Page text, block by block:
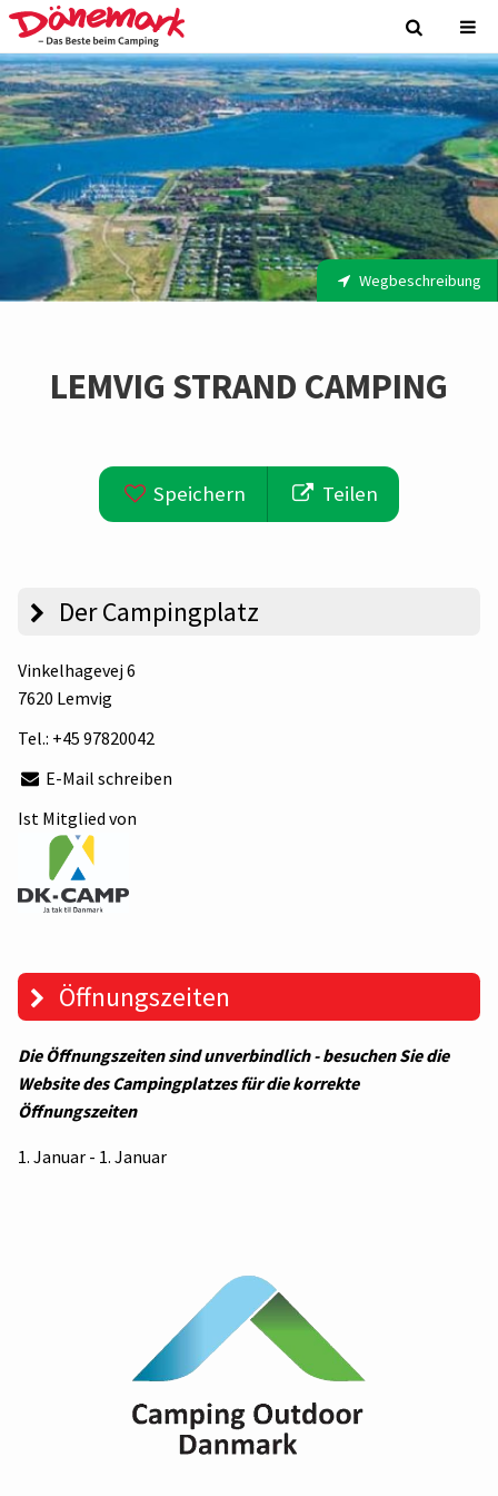
Wegbeschreibung
LEMVIG STRAND CAMPING
Speichern Teilen
Der Campingplatz
Vinkelhagevej 6
7620 Lemvig
Tel.: +45 97820042
E-Mail schreiben
Ist Mitglied von
Öffnungszeiten
Die Öffnungszeiten sind unverbindlich - besuchen Sie die
Website des Campingplatzes für die korrekte
Öffnungszeiten
1. Januar - 1. Januar